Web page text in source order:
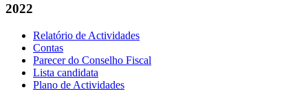
2022
Relatório de Actividades
Contas
Parecer do Conselho Fiscal
Lista candidata
Plano de Actividades